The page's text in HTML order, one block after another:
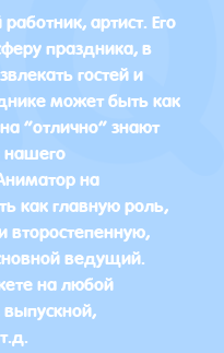
артист. Его
праздника, в
гостей и
может быть как
“отлично” знают
на
как главную роль,
второстепенную,
ведущий.
на любой